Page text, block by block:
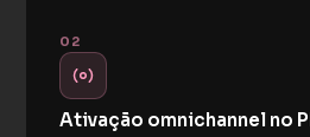
02
Ativação omnichannel no